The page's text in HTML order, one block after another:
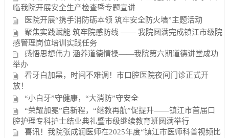
临我院开展安全生产检查暨专题宣讲
医院开展“携手消防砺本领 筑牢安全防火墙”主题活动
聚焦实践赋能 筑牢院感防线 —— 我院圆满完成镇江市级院
感管理岗位培训实践任务
感悟思想伟力 涵养道德情操——我院第六期道德讲堂成功
举办
看牙白加黑，时间不难调！市口腔医院夜间门诊正式开
放！
“小白牙”守健康，“大消防”守安全
“荣耀加冕”启新程，“继教再航”促提升——镇江市首届口
腔护理专科护士结业典礼暨市级继续教育班圆满举行
喜讯！我院张成润医师在2025年度“镇江市医师科普视频比